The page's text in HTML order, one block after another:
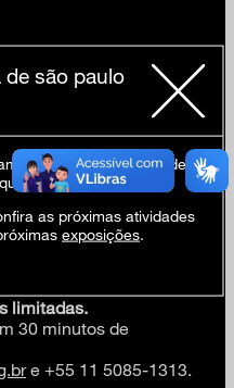
do brincar
são convidados a
e brincadeiras de
da infância.
limitadas.
30 minutos de
e +55 11 5085-1313.
de são paulo
fechada em virtude
Ibirapuera.
as próximas atividades
exposições.